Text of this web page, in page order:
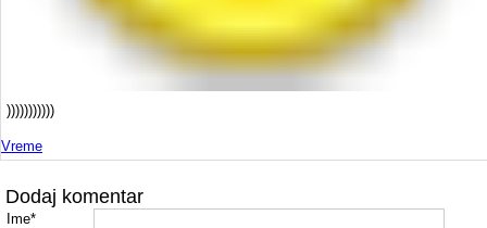
)))))))))))
Vreme
Dodaj komentar
Ime*